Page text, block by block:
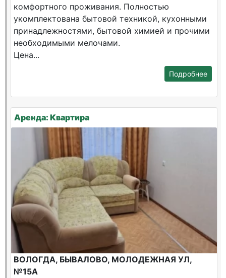
комфортного проживания. Полностью
укомплектована бытовой техникой, кухонными
принадлежностями, бытовой химией и прочими
необходимыми мелочами.
Цена...
Подробнее
Аренда: Квартира
ВОЛОГДА, БЫВАЛОВО, МОЛОДЕЖНАЯ УЛ,
№15А